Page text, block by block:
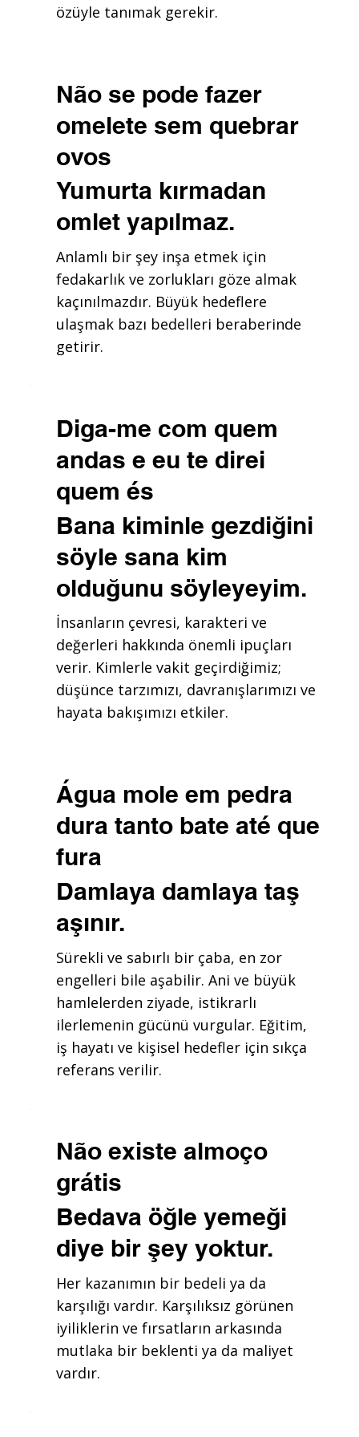
özüyle tanımak gerekir.
Não se pode fazer
omelete sem quebrar
ovos
Yumurta kırmadan
omlet yapılmaz.
Anlamlı bir şey inşa etmek için
fedakarlık ve zorlukları göze almak
kaçınılmazdır. Büyük hedeflere
ulaşmak bazı bedelleri beraberinde
getirir.
Diga-me com quem
andas e eu te direi
quem és
Bana kiminle gezdiğini
söyle sana kim
olduğunu söyleyeyim.
İnsanların çevresi, karakteri ve
değerleri hakkında önemli ipuçları
verir. Kimlerle vakit geçirdiğimiz;
düşünce tarzımızı, davranışlarımızı ve
hayata bakışımızı etkiler.
Água mole em pedra
dura tanto bate até que
fura
Damlaya damlaya taş
aşınır.
Sürekli ve sabırlı bir çaba, en zor
engelleri bile aşabilir. Ani ve büyük
hamlelerden ziyade, istikrarlı
ilerlemenin gücünü vurgular. Eğitim,
iş hayatı ve kişisel hedefler için sıkça
referans verilir.
Não existe almoço
grátis
Bedava öğle yemeği
diye bir şey yoktur.
Her kazanımın bir bedeli ya da
karşılığı vardır. Karşılıksız görünen
iyiliklerin ve fırsatların arkasında
mutlaka bir beklenti ya da maliyet
vardır.